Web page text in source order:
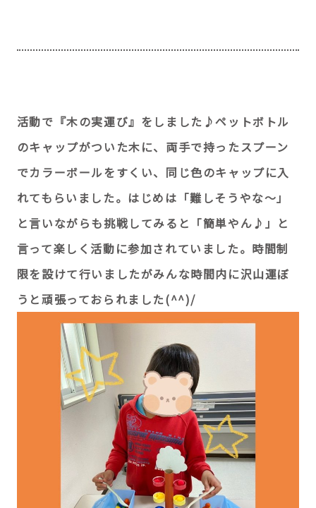
活動で『木の実運び』をしました♪ペットボトル
のキャップがついた木に、両手で持ったスプーン
でカラーボールをすくい、同じ色のキャップに入
れてもらいました。はじめは「難しそうやな～」
と言いながらも挑戦してみると「簡単やん♪」と
言って楽しく活動に参加されていました。時間制
限を設けて行いましたがみんな時間内に沢山運ぼ
うと頑張っておられました(^^)/